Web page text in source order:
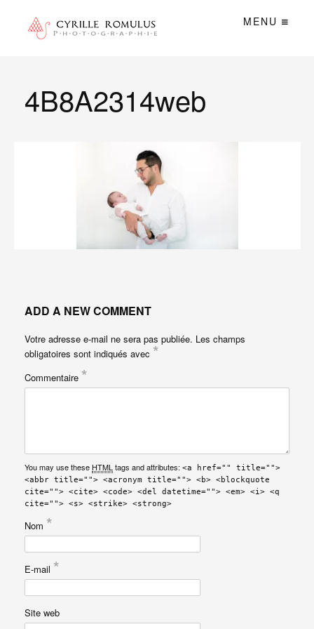
MENU
4B8A2314web
ADD A NEW COMMENT
Votre adresse e-mail ne sera pas publiée. Les champs
obligatoires sont indiqués avec *
Commentaire *
You may use these HTML tags and attributes: <a href="" title="">
<abbr title=""> <acronym title=""> <b> <blockquote
cite=""> <cite> <code> <del datetime=""> <em> <i> <q
cite=""> <s> <strike> <strong>
Nom *
E-mail *
Site web